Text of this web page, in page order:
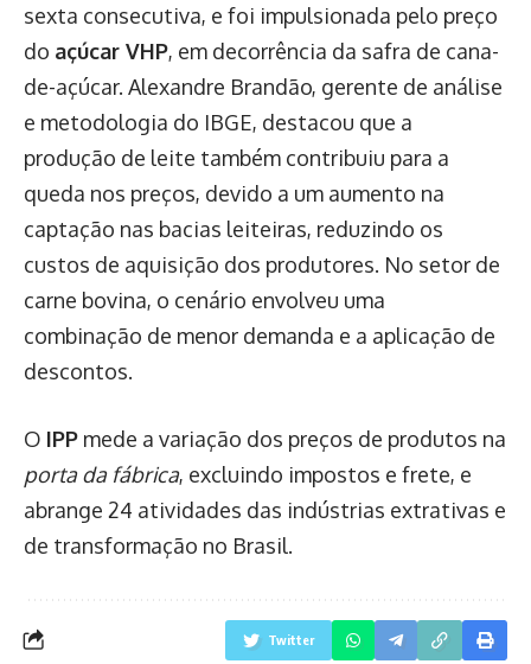
sexta consecutiva, e foi impulsionada pelo preço
do açúcar VHP, em decorrência da safra de cana-
de-açúcar. Alexandre Brandão, gerente de análise
e metodologia do IBGE, destacou que a
produção de leite também contribuiu para a
queda nos preços, devido a um aumento na
captação nas bacias leiteiras, reduzindo os
custos de aquisição dos produtores. No setor de
carne bovina, o cenário envolveu uma
combinação de menor demanda e a aplicação de
descontos.
O IPP mede a variação dos preços de produtos na
porta da fábrica, excluindo impostos e frete, e
abrange 24 atividades das indústrias extrativas e
de transformação no Brasil.
Twitter